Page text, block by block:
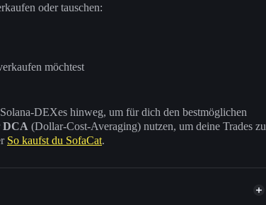
oder tauschen:
möchtest
DEXes hinweg, um für dich den bestmöglichen
DCA (Dollar-Cost-Averaging) nutzen, um deine Trades zu
So kaufst du SofaCat.